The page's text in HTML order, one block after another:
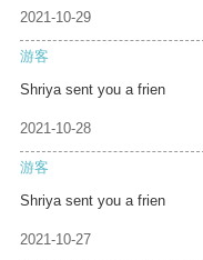
2021-10-29
游客
Shriya sent you a frien
2021-10-28
游客
Shriya sent you a frien
2021-10-27